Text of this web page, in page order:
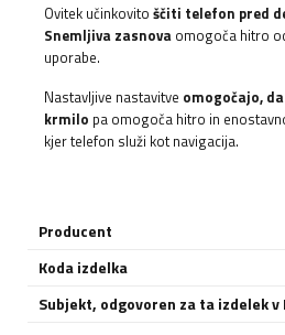
Ovitek učinkovito ščiti telefon pred
Snemljiva zasnova omogoča hitro
uporabe.
Nastavljive nastavitve omogočajo,
krmilo pa omogoča hitro in
kjer telefon služi kot navigacija.
Producent
Koda izdelka
Subjekt, odgovoren za ta izdelek v